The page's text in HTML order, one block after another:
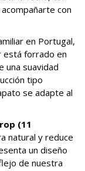
con
en Portugal,
está forrado en
una suavidad
tipo
se adapte al
(11
natural y reduce
un diseño
de nuestra